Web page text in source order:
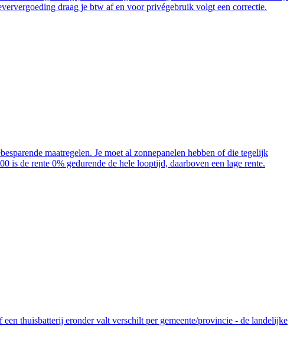
draag je btw af en voor privégebruik volgt een correctie.
maatregelen. Je moet al zonnepanelen hebben of die tegelijk
is de rente 0% gedurende de hele looptijd, daarboven een lage rente.
thuisbatterij eronder valt verschilt per gemeente/provincie - de landelijke